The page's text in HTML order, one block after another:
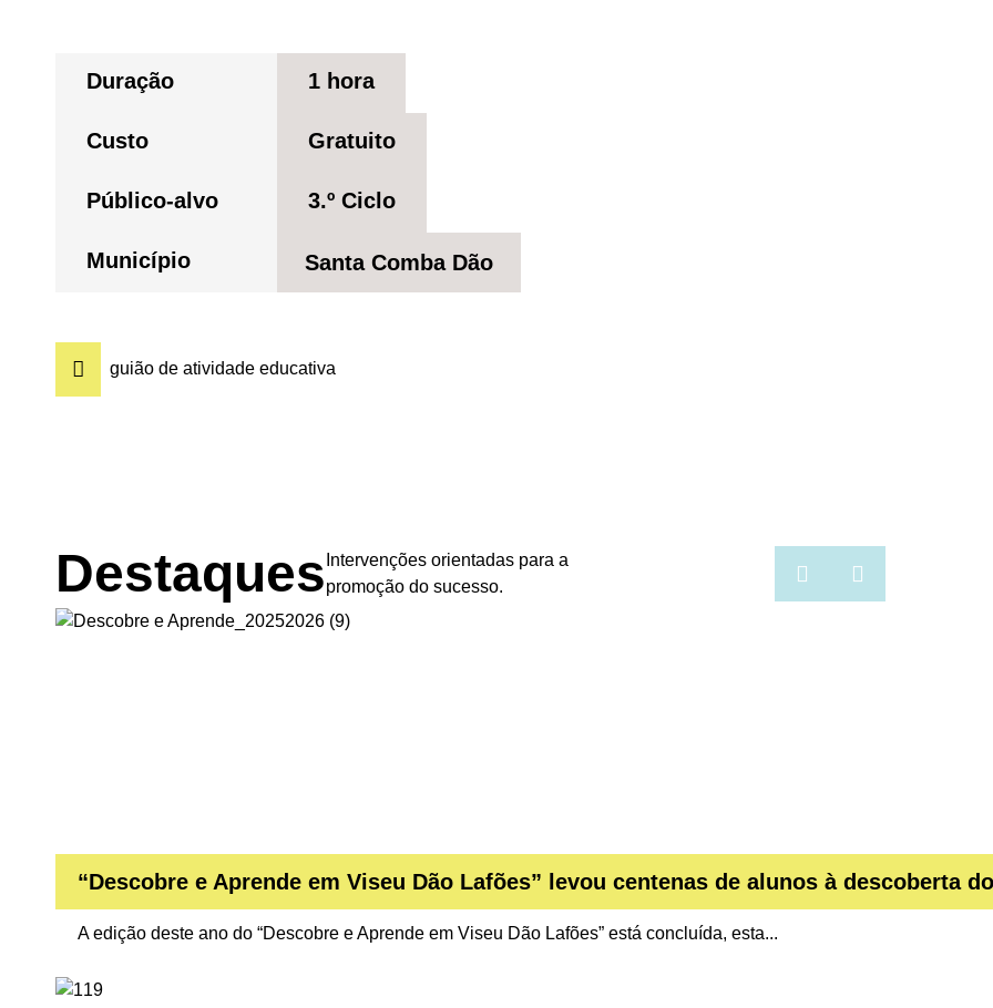
Duração 1 hora
Custo Gratuito
Público-alvo 3.º Ciclo
Município Santa Comba Dão
guião de atividade educativa
Destaques Intervenções orientadas para a
promoção do sucesso.
“Descobre e Aprende em Viseu Dão Lafões” levou centenas de alunos à descoberta
A edição deste ano do “Descobre e Aprende em Viseu Dão Lafões” está concluída, esta...